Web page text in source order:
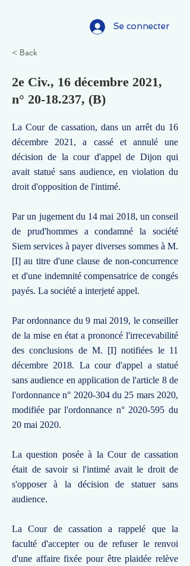
Se connecter
< Back
2e Civ., 16 décembre 2021,
n° 20-18.237, (B)
La Cour de cassation, dans un arrêt du 16
décembre 2021, a cassé et annulé une
décision de la cour d'appel de Dijon qui
avait statué sans audience, en violation du
droit d'opposition de l'intimé.
Par un jugement du 14 mai 2018, un conseil
de prud'hommes a condamné la société
Siem services à payer diverses sommes à M.
[I] au titre d'une clause de non-concurrence
et d'une indemnité compensatrice de congés
payés. La société a interjeté appel.
Par ordonnance du 9 mai 2019, le conseiller
de la mise en état a prononcé l'irrecevabilité
des conclusions de M. [I] notifiées le 11
décembre 2018. La cour d'appel a statué
sans audience en application de l'article 8 de
l'ordonnance n° 2020-304du 25 mars 2020,
modifiée par l'ordonnance n° 2020-595 du
20 mai 2020.
La question posée à la Cour de cassation
était de savoir si l'intimé avait le droit de
s'opposer à la décision de statuer sans
audience.
La Cour de cassation a rappelé que la
faculté d'accepter ou de refuser le renvoi
d'une affaire fixée pour être plaidée relève